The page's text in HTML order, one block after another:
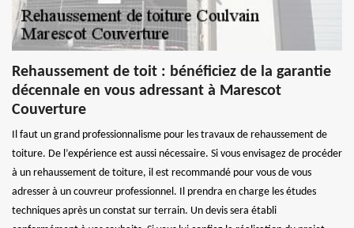
Rehaussement de toit : bénéficiez de la garantie
décennale en vous adressant à Marescot
Couverture
Il faut un grand professionnalisme pour les travaux de rehaussement de
toiture. De l’expérience est aussi nécessaire. Si vous envisagez de procéder
à un rehaussement de toiture, il est recommandé pour vous de vous
adresser à un couvreur professionnel. Il prendra en charge les études
techniques après un constat sur terrain. Un devis sera établi